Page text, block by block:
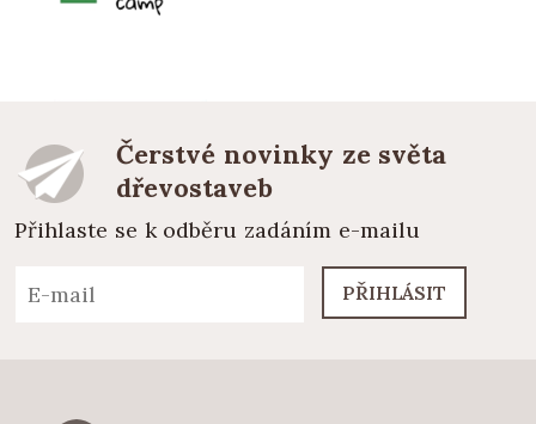
Čerstvé novinky ze světa
dřevostaveb
Přihlaste se k odběru zadáním e-mailu
PŘIHLÁSIT